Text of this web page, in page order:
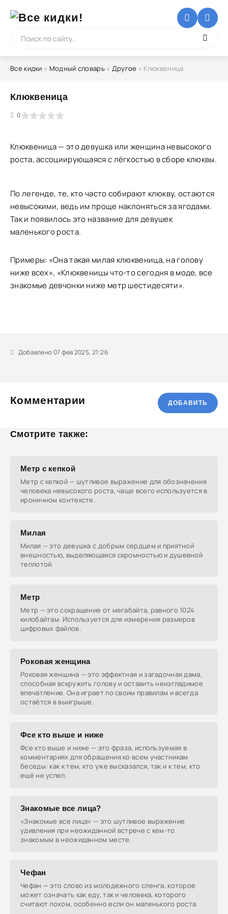
Все кидки » Модный словарь» Другое » Клюквеница
Клюквеница
0
Клюквеница — это девушка или женщина невысокого
роста, ассоциирующаяся с лёгкостью в сборе клюквы.
По легенде, те, кто часто собирают клюкву, остаются
невысокими, ведь им проще наклоняться за ягодами.
Так и появилось это название для девушек
маленького роста.
Примеры: «Она такая милая клюквеница, на голову
ниже всех», «Клюквеницы что-то сегодня в моде, все
знакомые девчонки ниже метр шестидесяти».
Добавлено 07 фев 2025, 21:26
Комментарии ДОБАВИТЬ
Смотрите также:
Метр с кепкой
Метр с кепкой — шутливое выражение для обозначения
человека невысокого роста, чаще всего используется в
ироничном контексте.
Милая
Милая — это девушка с добрым сердцем и приятной
внешностью, выделяющаяся скромностью и душевной
теплотой.
Метр
Метр — это сокращение от мегабайта, равного 1024
килобайтам. Используется для измерения размеров
цифровых файлов.
Роковая женщина
Роковая женщина — это эффектная и загадочная дама,
способная вскружить голову и оставить неизгладимое
впечатление. Она играет по своим правилам и всегда
остаётся в выигрыше.
Фсе кто выше и ниже
Фсе кто выше и ниже — это фраза, используемая в
комментариях для обращения ко всем участникам
беседы: как к тем, кто уже высказался, так и к тем, кто
ещё не успел.
Знакомые все лица?
«Знакомые все лица» — это шутливое выражение
удивления при неожиданной встрече с кем-то
знакомым в неожиданном месте.
Чефан
Чефан — это слово из молодежного сленга, которое
может означать как еду, так и человека, которого
считают лохом, особенно если он маленького роста.